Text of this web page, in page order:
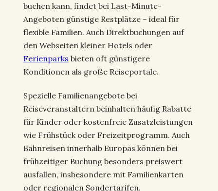
buchen kann, findet bei Last-Minute-
Angeboten günstige Restplätze – ideal für
flexible Familien. Auch Direktbuchungen auf
den Webseiten kleiner Hotels oder
Ferienparks bieten oft günstigere
Konditionen als große Reiseportale.
Spezielle Familienangebote bei
Reiseveranstaltern beinhalten häufig Rabatte
für Kinder oder kostenfreie Zusatzleistungen
wie Frühstück oder Freizeitprogramm. Auch
Bahnreisen innerhalb Europas können bei
frühzeitiger Buchung besonders preiswert
ausfallen, insbesondere mit Familienkarten
oder regionalen Sondertarifen.